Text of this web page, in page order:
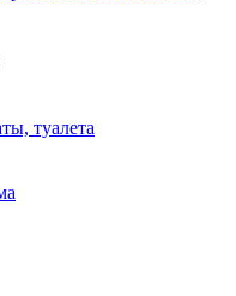
туалета